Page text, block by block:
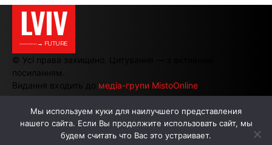
LVIV
———→ FUTURE
© Усі права захищено. Цитування — з активним
посиланням.
Видання входить до медіа-групи MistoOnline
АВТОРИ РЕКЛАМА НА САЙТІ
Мы используем куки для наилучшего представления
нашего сайта. Если Вы продолжите использовать сайт, мы
будем считать что Вас это устраивает.